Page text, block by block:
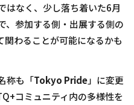
はなく、少し落ち着いた6月
、参加する側・出展する側の
関わることが可能になるかも
称も「Tokyo Pride」に変更
コミュニティ内の多様性を